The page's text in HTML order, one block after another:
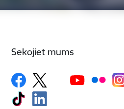
Sekojiet mums